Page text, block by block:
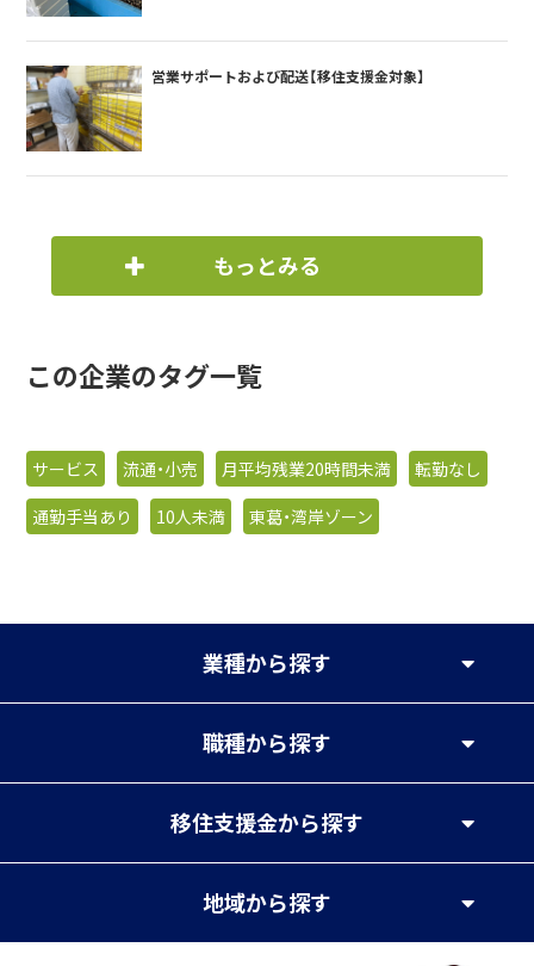
営業サポートおよび配送【移住支援金対象】
もっとみる
この企業のタグ一覧
サービス 流通・小売 月平均残業20時間未満
転勤なし
通勤手当あり
10人未満 東葛・湾岸ゾーン
業種から探す
職種から探す
移住支援金から探す
地域から探す